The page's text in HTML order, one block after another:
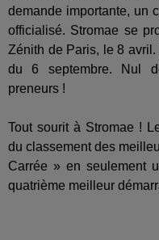
demande importante, un
officialisé. Stromae se
Zénith de Paris, le 8
du 6 septembre. Nul
preneurs !
Tout sourit à Stromae !
du classement des
Carrée » en seulement
quatrième meilleur